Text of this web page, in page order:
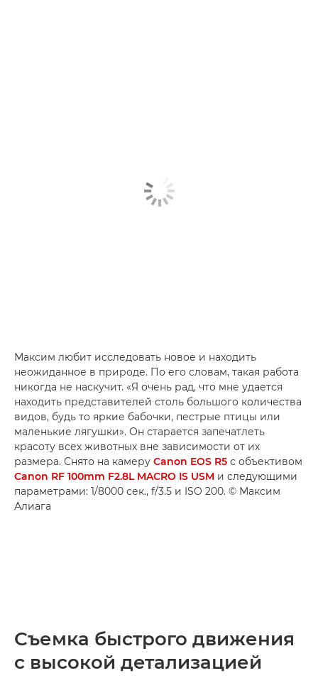
Максим любит исследовать новое и находить
неожиданное в природе. По его словам, такая работа
никогда не наскучит. «Я очень рад, что мне удается
находить представителей столь большого количества
видов, будь то яркие бабочки, пестрые птицы или
маленькие лягушки». Он старается запечатлеть
красоту всех животных вне зависимости от их
размера. Снято на камеру Canon EOS R5 с объективом
Canon RF 100mm F2.8L MACRO IS USM и следующими
параметрами: 1/8000 сек., f/3.5 и ISO 200. © Максим
Алиага
Съемка быстрого движения
с высокой детализацией